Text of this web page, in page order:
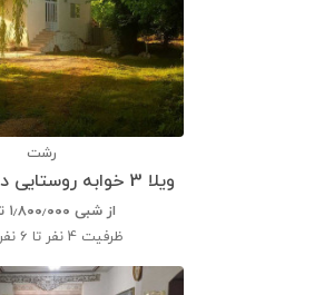
رشت
ویلا 3 خوابه روستایی دارای پارکینگ
از شبی ۱٫۸۰۰٫۰۰۰
ظرفیت 4 نفر تا 6 نفر اضافه